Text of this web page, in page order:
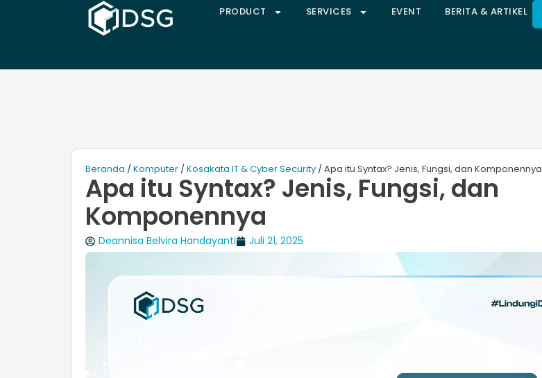
PRODUCT SERVICES EVENT BERITA & ARTIKEL
Beranda /Komputer /Kosakata IT & Cyber Security / Apa itu Syntax? Jenis, Fungsi, dan Komponennya
Apa itu Syntax? Jenis, Fungsi, dan
Komponennya
Deannisa Belvira Handayanti Juli 21, 2025